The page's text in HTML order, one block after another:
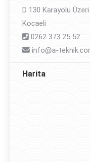
D 130 Karayolu
Kocaeli
0262 373 25 52
info@a-
Harita